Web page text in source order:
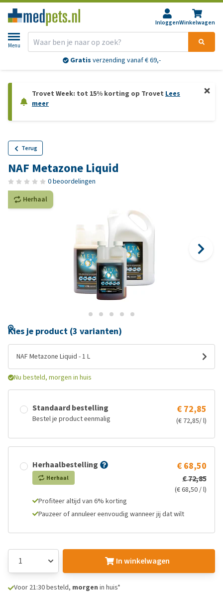
InloggenWinkelwagen
Menu
Gratis verzending vanaf € 69,-
Trovet Week: tot 15% korting op Trovet Lees
meer
Terug
NAF Metazone Liquid
0 beoordelingen
Herhaal
Kies je product (3 varianten)
NAF Metazone Liquid - 1 L
Nu besteld, morgen in huis
Standaard bestelling
Bestel je product eenmalig
€ 72,85
(€ 72,85/ l)
Herhaalbestelling
Herhaal
€ 68,50
€ 72,85
(€ 68,50 / l)
Profiteer altijd van 6% korting
Pauzeer of annuleer eenvoudig wanneer jij dat wilt
In winkelwagen
Voor 21:30 besteld, morgen in huis*